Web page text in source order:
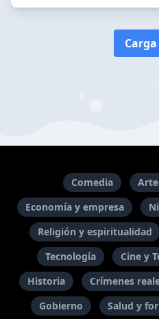
Comedia Arte
Economía y empresa
Religión y espiritualidad
Tecnología
Cine y
Historia
Crímenes
Gobierno
Salud y